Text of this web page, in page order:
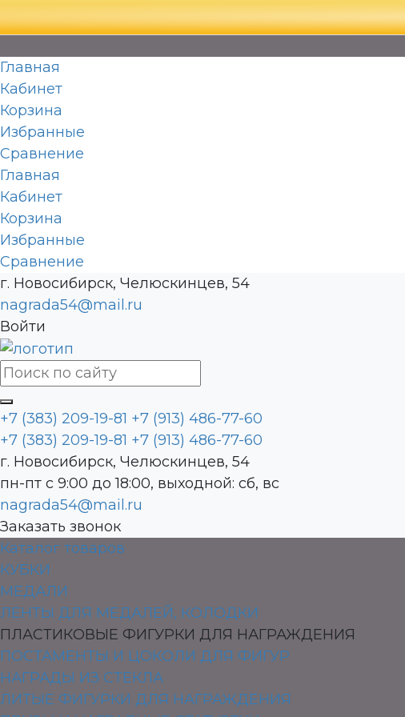
Главная
Кабинет
Корзина
Избранные
Сравнение
Главная
Кабинет
Корзина
Избранные
Сравнение
г. Новосибирск, Челюскинцев, 54
nagrada54@mail.ru
Войти
+7 (383) 209-19-81 +7 (913) 486-77-60
+7 (383) 209-19-81 +7 (913) 486-77-60
г. Новосибирск, Челюскинцев, 54
пн-пт с 9:00 до 18:00, выходной: сб, вс
nagrada54@mail.ru
Заказать звонок
Каталог товаров
КУБКИ
МЕДАЛИ
ЛЕНТЫ ДЛЯ МЕДАЛЕЙ, КОЛОДКИ
ПЛАСТИКОВЫЕ ФИГУРКИ ДЛЯ НАГРАЖДЕНИЯ
ПОСТАМЕНТЫ И ЦОКОЛИ ДЛЯ ФИГУР
НАГРАДЫ ИЗ СТЕКЛА
ЛИТЫЕ ФИГУРКИ ДЛЯ НАГРАЖДЕНИЯ